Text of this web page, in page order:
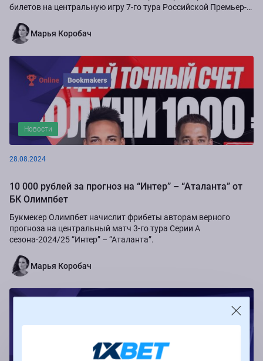
билетов на центральную игру 7-го тура Российской Премьер-
Марья Коробач
Новости
28.08.2024
10 000 рублей за прогноз на “Интер” – “Аталанта” от
БК Олимпбет
Букмекер Олимпбет начислит фрибеты авторам верного
прогноза на центральный матч 3-го тура Серии А
сезона-2024/25 “Интер” – “Аталанта”.
Марья Коробач